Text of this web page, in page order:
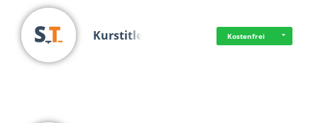
Kurstitle Kostenfrei